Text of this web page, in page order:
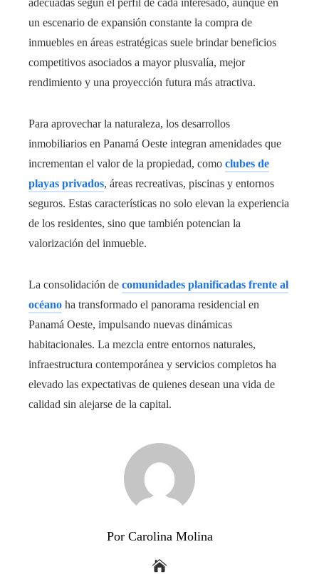
adecuadas según el perfil de cada interesado, aunque en
un escenario de expansión constante la compra de
inmuebles en áreas estratégicas suele brindar beneficios
competitivos asociados a mayor plusvalía, mejor
rendimiento y una proyección futura más atractiva.
Para aprovechar la naturaleza, los desarrollos
inmobiliarios en Panamá Oeste integran amenidades que
incrementan el valor de la propiedad, como clubes de
playas privados, áreas recreativas, piscinas y entornos
seguros. Estas características no solo elevan la experiencia
de los residentes, sino que también potencian la
valorización del inmueble.
La consolidación de comunidades planificadas frente al
océano ha transformado el panorama residencial en
Panamá Oeste, impulsando nuevas dinámicas
habitacionales. La mezcla entre entornos naturales,
infraestructura contemporánea y servicios completos ha
elevado las expectativas de quienes desean una vida de
calidad sin alejarse de la capital.
Por Carolina Molina